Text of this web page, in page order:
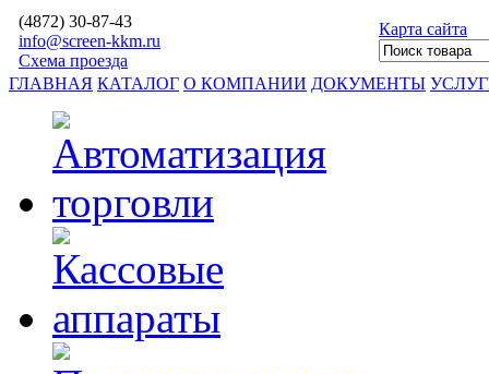
(4872) 30-87-43
info@screen-kkm.ru
Схема проезда
Карта сайта
ГЛАВНАЯ КАТАЛОГ О КОМПАНИИ ДОКУМЕНТЫ